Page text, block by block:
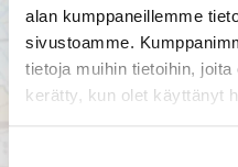
alan kumppaneillemme
sivustoamme.
tietoja muihin tietoihin,
kerätty, kun olet käyttänyt